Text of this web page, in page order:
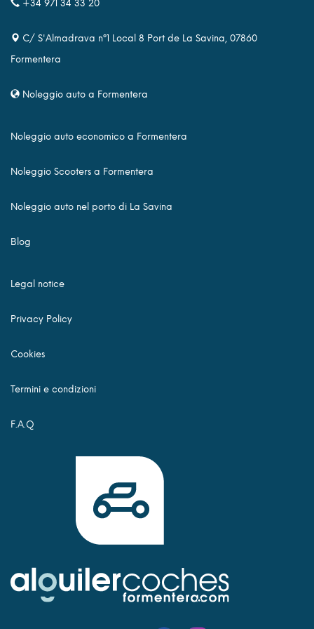
+34 971 34 33 20
C/ S'Almadrava nº1 Local 8 Port de La Savina, 07860
Formentera
Noleggio auto a Formentera
Noleggio auto economico a Formentera
Noleggio Scooters a Formentera
Noleggio auto nel porto di La Savina
Blog
Legal notice
Privacy Policy
Cookies
Termini e condizioni
F.A.Q